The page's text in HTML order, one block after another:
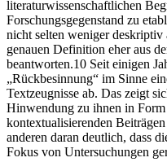
literaturwissenschaftlichen
Forschungsgegenstand zu
nicht selten weniger
genauen Definition eher aus
beantworten.10 Seit einigen
„Rückbesinnung“ im Sinne
Textzeugnisse ab. Das zeigt
Hinwendung zu ihnen in
kontextualisierenden
anderen daran deutlich, dass
Fokus von Untersuchungen